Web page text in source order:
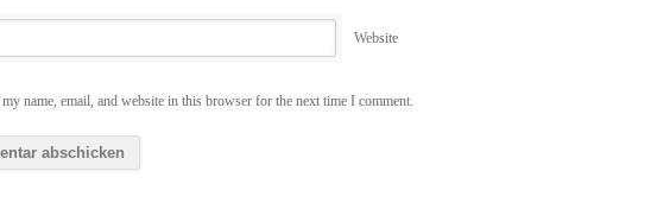
Website
my name, email, and website in this browser for the next time I comment.